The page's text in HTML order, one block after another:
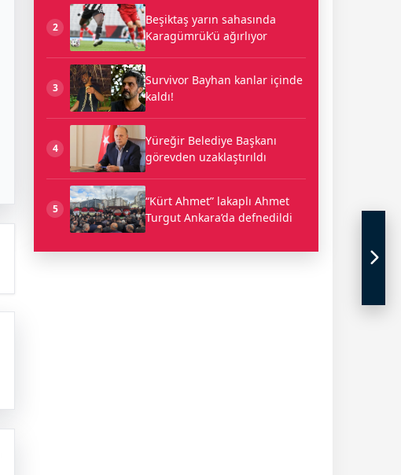
2
Beşiktaş yarın sahasında
Karagümrük’ü ağırlıyor
3
Survivor Bayhan kanlar içinde
kaldı!
4
Yüreğir Belediye Başkanı
görevden uzaklaştırıldı
5
“Kürt Ahmet” lakaplı Ahmet
Turgut Ankara’da defnedildi